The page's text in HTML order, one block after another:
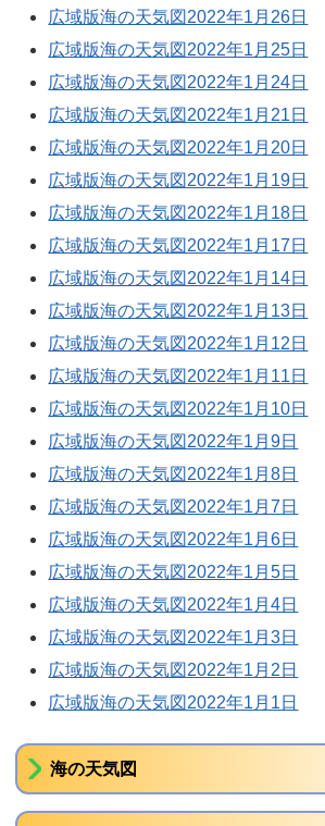
広域版海の天気図2022年1月26日
広域版海の天気図2022年1月25日
広域版海の天気図2022年1月24日
広域版海の天気図2022年1月21日
広域版海の天気図2022年1月20日
広域版海の天気図2022年1月19日
広域版海の天気図2022年1月18日
広域版海の天気図2022年1月17日
広域版海の天気図2022年1月14日
広域版海の天気図2022年1月13日
広域版海の天気図2022年1月12日
広域版海の天気図2022年1月11日
広域版海の天気図2022年1月10日
広域版海の天気図2022年1月9日
広域版海の天気図2022年1月8日
広域版海の天気図2022年1月7日
広域版海の天気図2022年1月6日
広域版海の天気図2022年1月5日
広域版海の天気図2022年1月4日
広域版海の天気図2022年1月3日
広域版海の天気図2022年1月2日
広域版海の天気図2022年1月1日
海の天気図